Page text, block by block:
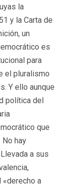
la
y la Carta de
un
es
para
el pluralismo
Y ello aunque
política del
que
hay
a sus
«derecho a